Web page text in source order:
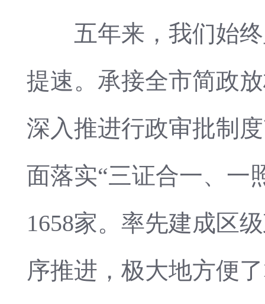
五年来，我们始终
提速。承接全市简政
深入推进行政审批制
面落实“三证合一、一
1658家。率先建成区
序推进，极大地方便